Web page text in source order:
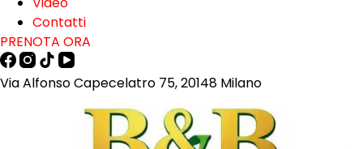
Contatti
PRENOTA ORA
Via Alfonso Capecelatro 75, 20148 Milano